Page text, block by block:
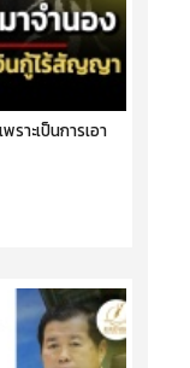
าะเป็นการเอา